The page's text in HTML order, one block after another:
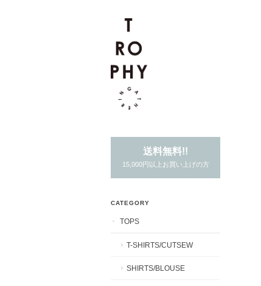
送料無料!!
15,000円以上お買い上げの方
CATEGORY
TOPS
T-SHIRTS/CUTSEW
SHIRTS/BLOUSE